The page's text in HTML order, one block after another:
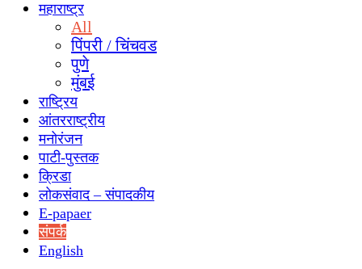
महाराष्ट्र
All
पिंपरी / चिंचवड
पुणे
मुंबई
राष्ट्रिय
आंतरराष्ट्रीय
मनोरंजन
पाटी-पुस्तक
क्रिडा
लोकसंवाद – संपादकीय
E-papaer
संपर्क
English